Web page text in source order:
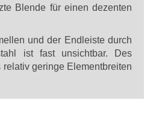
Blende für einen dezenten
und der Endleiste durch
ist fast unsichtbar. Des
geringe Elementbreiten